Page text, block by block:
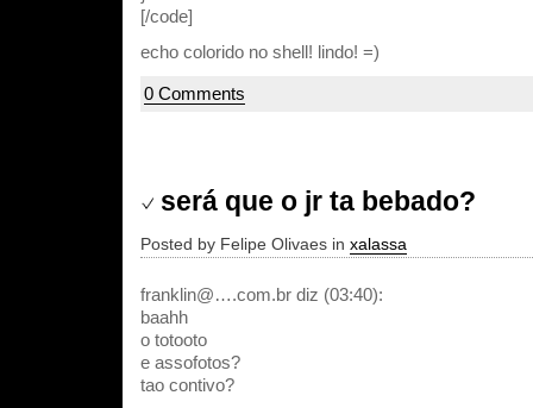
[/code]
echo colorido no shell! lindo! =)
0 Comments
será que o jr ta bebado?
Posted by Felipe Olivaes in xalassa
franklin@….com.br diz (03:40):
baahh
o totooto
e assofotos?
tao contivo?